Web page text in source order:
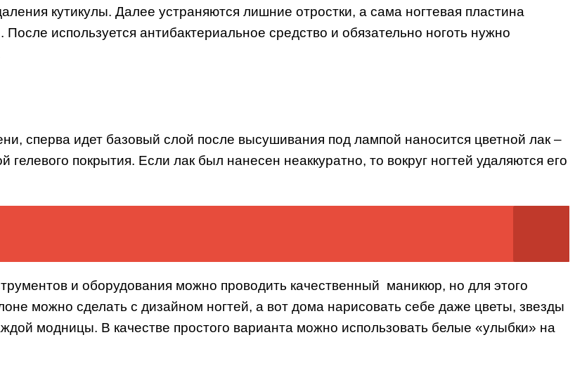
кутикулы. Далее устраняются лишние отростки, а сама ногтевая пластина
используется антибактериальное средство и обязательно ноготь нужно
сперва идет базовый слой после высушивания под лампой наносится цветной лак –
покрытия. Если лак был нанесен неаккуратно, то вокруг ногтей удаляются его
и оборудования можно проводить качественный маникюр, но для этого
можно сделать с дизайном ногтей, а вот дома нарисовать себе даже цветы, звезды
модницы. В качестве простого варианта можно использовать белые «улыбки» на